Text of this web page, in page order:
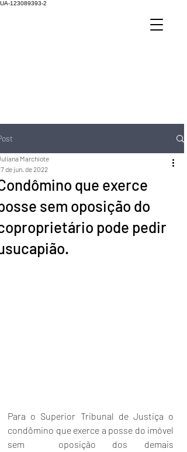
UA-123089393-2
que exerce
sem oposição do
pode pedir
Marchiote
de jun. de 2022
Para o Superior Tribunal de Justiça o
condômino que exerce a posse do imóvel
sem  oposição dos demais